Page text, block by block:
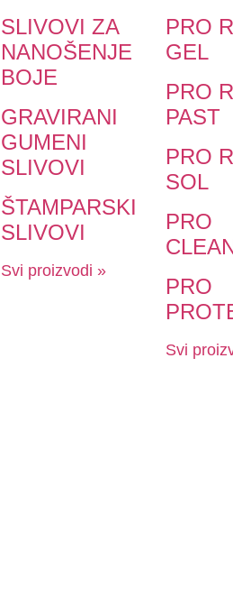
SLIVOVI ZA
NANOŠENJE
BOJE
GRAVIRANI
GUMENI
SLIVOVI
ŠTAMPARSKI
SLIVOVI
Svi proizvodi »
PRO
GEL
PRO
PAST
PRO
SOL
PRO
PRO
Svi